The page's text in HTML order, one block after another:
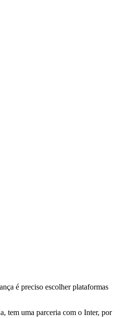
é preciso escolher plataformas
tem uma parceria com o Inter, por